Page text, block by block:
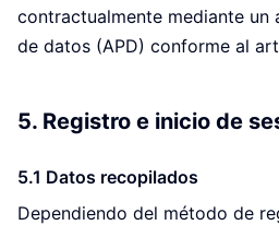
contractualmente mediante
de datos (APD) conforme al
5. Registro e inicio de
5.1 Datos recopilados
Dependiendo del método de